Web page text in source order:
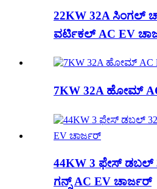
22KW 32A ಸಿಂಗಲ್
ವರ್ಟಿಕಲ್ AC EV
7KW 32A ಹೋಮ್
44KW 3 ಫೇಸ್ ಡಬಲ್
ಗನ್ಸ್ AC EV ಚಾರ್ಜರ್